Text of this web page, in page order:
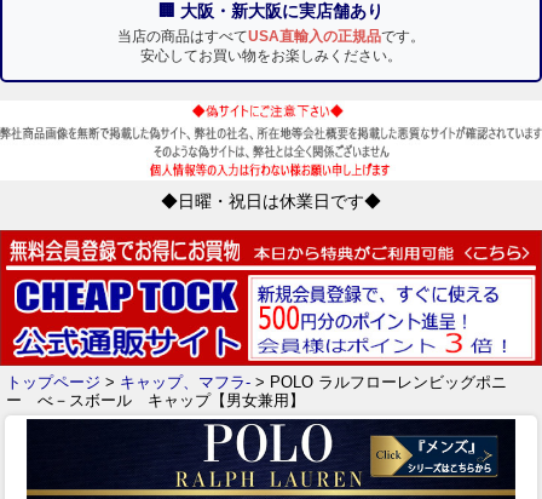
🏢 大阪・新大阪に実店舗あり
当店の商品はすべてUSA直輸入の正規品です。
安心してお買い物をお楽しみください。
◆日曜・祝日は休業日です◆
トップページ > キャップ、マフラ- > POLO ラルフローレンビッグポニ
ー べ－スボール キャップ【男女兼用】